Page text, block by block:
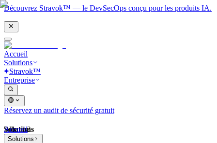
Découvrez Stravok™ — le DevSecOps conçu pour les produits IA.
Accueil
Solutions
Stravok™
Entreprise
Réservez un audit de sécurité gratuit
Solutions
Accueil
Solutions
What is?